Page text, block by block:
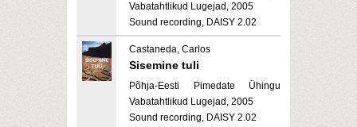
Vabatahtlikud Lugejad, 2005
Sound recording, DAISY 2.02
Castaneda, Carlos
Sisemine tuli
Põhja-Eesti Pimedate Ühingu
Vabatahtlikud Lugejad, 2005
Sound recording, DAISY 2.02